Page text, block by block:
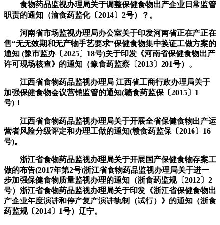
食物药品监视办理局关于调整保健食物出产企业日常监管
职责的通知（渝食药监化〔2014〕2号）？。
河南省市场监视办理局办公室关于印发河南省正在产正在
售“无无效期和无产物手艺要求”保健食物集中换证工做方案的
通知 (豫市监办〔2025〕18号)关于印发《河南省保健食物出产
许可现场核查》的通知（豫食药监察〔2013〕201号）。
江西省食物药品监视办理局 江西省工商行政办理局关于
加强保健食物会议营销监管的通知(赣食药监保〔2015〕1
号)！
江西省食物药品监视办理局关于开展全省保健食物出产运
营者风险分级评定和办理工做的通知(赣食药监保〔2016〕16
号)。
浙江省食物药品监视办理局关于开展国产保健食物存案工
做的布告(2017年第2号)浙江省食物药品监视办理局关于进一
步加强保健食物质量监视办理的通知（浙食药监规〔2012〕2
号）浙江省食物药品监视办理局关于印发《浙江省保健食物出
产企业年度演讲和停产复产演讲轨制（试行）》的通知（浙食
药监规〔2014〕1号）辽宁。